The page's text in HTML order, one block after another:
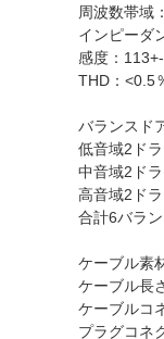
周波数帯域
インピーダ
感度：
THD：<0.5
バランスド
低音域2ド
中音域2ド
高音域2ド
合計6バラ
ケーブル素
ケーブル長
ケーブルコ
プラグコネ